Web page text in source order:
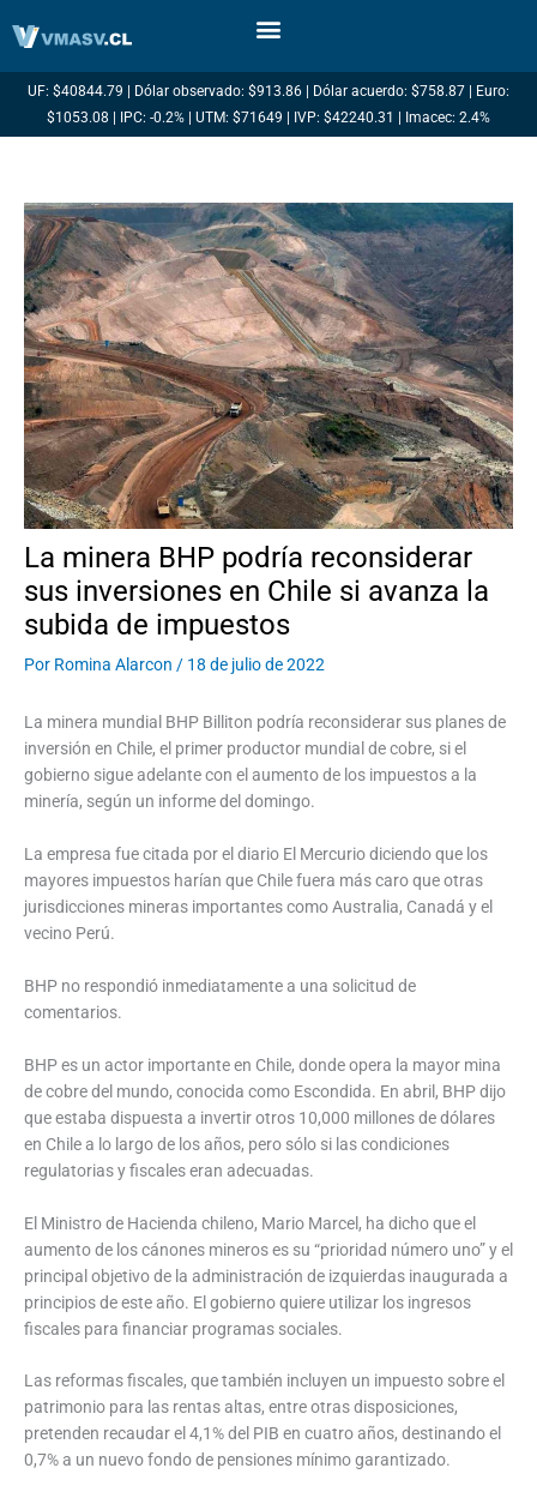
UF: $40844.79 | Dólar observado: $913.86 | Dólar acuerdo: $758.87 | Euro:
$1053.08 | IPC: -0.2% | UTM: $71649 | IVP: $42240.31 | Imacec: 2.4%
La minera BHP podría reconsiderar
sus inversiones en Chile si avanza la
subida de impuestos
Por Romina Alarcon / 18 de julio de 2022
La minera mundial BHP Billiton podría reconsiderar sus planes de
inversión en Chile, el primer productor mundial de cobre, si el
gobierno sigue adelante con el aumento de los impuestos a la
minería, según un informe del domingo.
La empresa fue citada por el diario El Mercurio diciendo que los
mayores impuestos harían que Chile fuera más caro que otras
jurisdicciones mineras importantes como Australia, Canadá y el
vecino Perú.
BHP no respondió inmediatamente a una solicitud de
comentarios.
BHP es un actor importante en Chile, donde opera la mayor mina
de cobre del mundo, conocida como Escondida. En abril, BHP dijo
que estaba dispuesta a invertir otros 10,000 millones de dólares
en Chile a lo largo de los años, pero sólo si las condiciones
regulatorias y fiscales eran adecuadas.
El Ministro de Hacienda chileno, Mario Marcel, ha dicho que el
aumento de los cánones mineros es su “prioridad número uno” y el
principal objetivo de la administración de izquierdas inaugurada a
principios de este año. El gobierno quiere utilizar los ingresos
fiscales para financiar programas sociales.
Las reformas fiscales, que también incluyen un impuesto sobre el
patrimonio para las rentas altas, entre otras disposiciones,
pretenden recaudar el 4,1% del PIB en cuatro años, destinando el
0,7% a un nuevo fondo de pensiones mínimo garantizado.